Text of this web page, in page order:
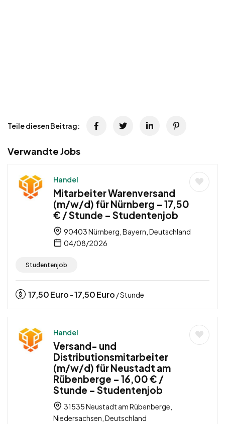
Teile diesen Beitrag:
Verwandte Jobs
Handel
Mitarbeiter Warenversand
(m/w/d) für Nürnberg – 17,50
€ / Stunde – Studentenjob
90403 Nürnberg, Bayern, Deutschland
04/08/2026
Studentenjob
17,50Euro -17,50Euro / Stunde
Handel
Versand- und
Distributionsmitarbeiter
(m/w/d) für Neustadt am
Rübenberge – 16,00 € /
Stunde – Studentenjob
31535 Neustadt am Rübenberge,
Niedersachsen, Deutschland